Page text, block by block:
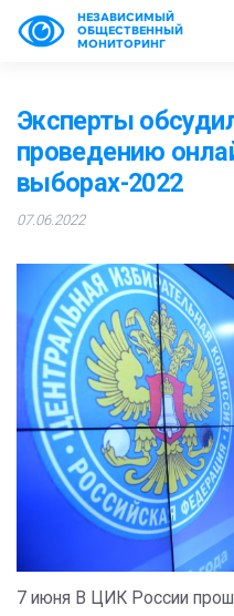
НЕЗАВИСИМЫЙ
ОБЩЕСТВЕННЫЙ
МОНИТОРИНГ
Эксперты
проведению
выборах-2022
07.06.2022
7 июня В ЦИК России